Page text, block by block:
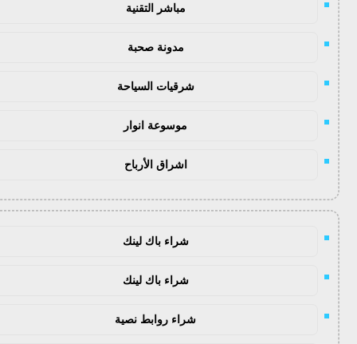
مباشر التقنية
مدونة صحبة
شرقيات السياحة
موسوعة انوار
اشراق الأرباح
شراء باك لينك
شراء باك لينك
شراء روابط نصية